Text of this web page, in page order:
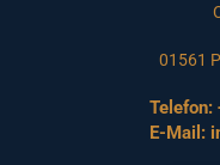
01561
Telefon:
E-Mail: